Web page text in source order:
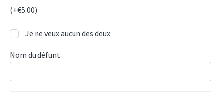
(+€5.00)
Je ne veux aucun des deux
Nom du défunt